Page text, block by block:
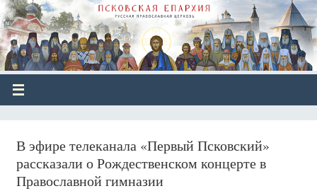
В эфире телеканала «Первый Псковский»
рассказали о Рождественском концерте в
Православной гимназии